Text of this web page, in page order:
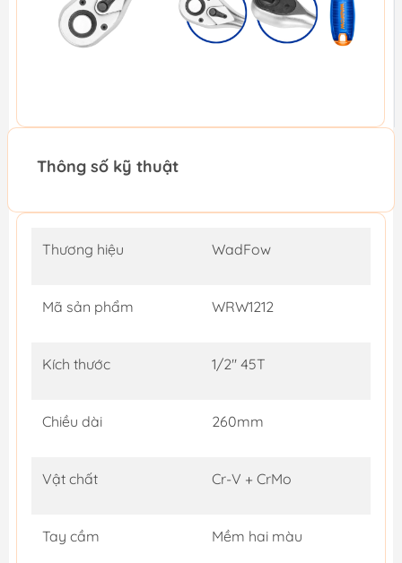
Thông số kỹ thuật
Thương hiệu WadFow
Mã sản phẩm WRW1212
Kích thước 1/2" 45T
Chiều dài 260mm
Vật chất Cr-V + CrMo
Tay cầm Mềm hai màu